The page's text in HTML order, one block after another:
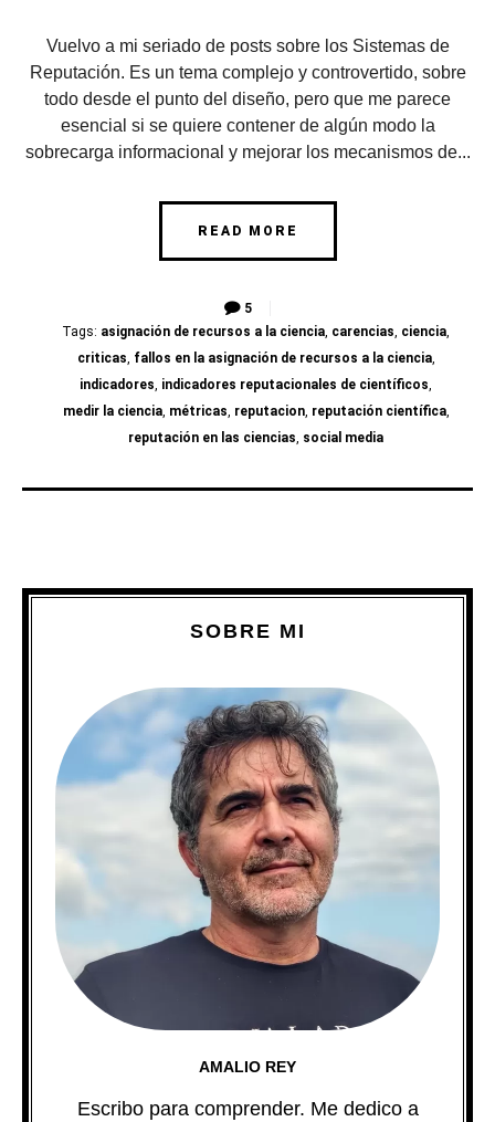
Vuelvo a mi seriado de posts sobre los Sistemas de
Reputación. Es un tema complejo y controvertido, sobre
todo desde el punto del diseño, pero que me parece
esencial si se quiere contener de algún modo la
sobrecarga informacional y mejorar los mecanismos de...
READ MORE
5
Tags: asignación de recursos a la ciencia carencias ciencia
criticas fallos en la asignación de recursos a la ciencia,
indicadores indicadores reputacionales de científicos
medir la ciencia, métricas reputacion, reputación científica,
reputación en las ciencias social media
SOBRE MI
AMALIO REY
Escribo para comprender. Me dedico a